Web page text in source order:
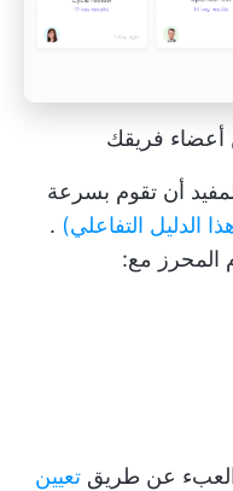
أعضاء فريقك
أن تقوم بسرعة
الدليل التفاعلي) .
المحرز مع:
العبء عن طريق تعيين